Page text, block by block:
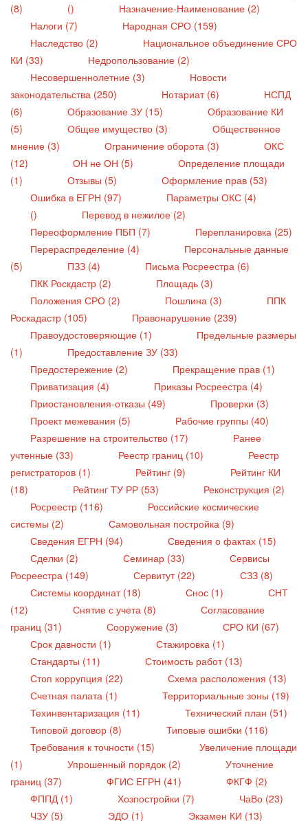
(8)
()
Назначение-Наименование (2)
Налоги (7)
Народная СРО (159)
Наследство (2)
Национальное объединение СРО
КИ (33)
Недропользование (2)
Несовершеннолетние (3)
Новости
законодательства (250)
Нотариат (6)
НСПД
(6)
Образование ЗУ (15)
Образование КИ
(5)
Общее имущество (3)
Общественное
мнение (3)
Ограничение оборота (3)
ОКС
(12)
ОН не ОН (5)
Определение площади
(1)
Отзывы (5)
Оформление прав (53)
Ошибка в ЕГРН (97)
Параметры ОКС (4)
()
Перевод в нежилое (2)
Переоформление ПБП (7)
Перепланировка (25)
Перераспределение (4)
Персональные данные
(5)
ПЗЗ (4)
Письма Росреестра (6)
ПКК Роскдастр (2)
Площадь (3)
Положения СРО (2)
Пошлина (3)
ППК
Роскадастр (105)
Правонарушение (239)
Правоудостоверяющие (1)
Предельные размеры
(1)
Предоставление ЗУ (33)
Предостережение (2)
Прекращение прав (1)
Приватизация (4)
Приказы Росреестра (4)
Приостановления-отказы (49)
Проверки (3)
Проект межевания (5)
Рабочие группы (40)
Разрешение на строительство (17)
Ранее
учтенные (33)
Реестр границ (10)
Реестр
регистраторов (1)
Рейтинг (9)
Рейтинг КИ
(18)
Рейтинг ТУ РР (53)
Реконструкция (2)
Росреестр (116)
Российские космические
системы (2)
Самовольная постройка (9)
Сведения ЕГРН (94)
Сведения о фактах (15)
Сделки (2)
Семинар (33)
Сервисы
Росреестра (149)
Сервитут (22)
СЗЗ (8)
Системы координат (18)
Снос (1)
СНТ
(12)
Снятие с учета (8)
Согласование
границ (31)
Сооружение (3)
СРО КИ (67)
Срок давности (1)
Стажировка (1)
Стандарты (11)
Стоимость работ (13)
Стоп коррупция (22)
Схема расположения (13)
Счетная палата (1)
Территориальные зоны (19)
Техинвентаризация (11)
Технический план (51)
Типовой договор (8)
Типовые ошибки (116)
Требования к точности (15)
Увеличение площади
(1)
Упрошенный порядок (2)
Уточнение
границ (37)
ФГИС ЕГРН (41)
ФКГФ (2)
ФППД (1)
Хозпостройки (7)
ЧаВо (23)
ЧЗУ (5)
ЭДО (1) Экзамен КИ (13)